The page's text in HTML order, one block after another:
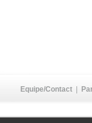
Equipe/Contact